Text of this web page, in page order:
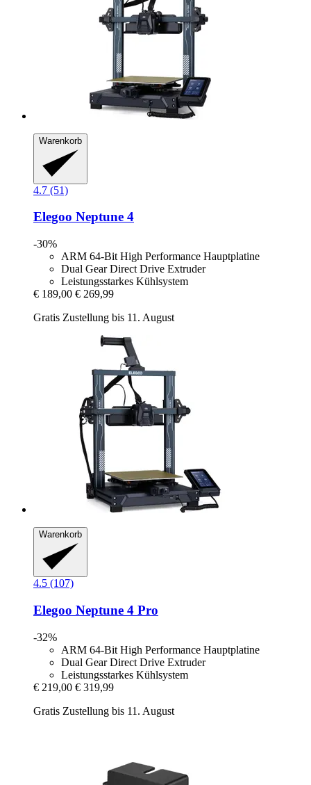
Warenkorb
4.7 (51)
Elegoo Neptune 4
-30%
ARM 64-Bit High Performance Hauptplatine
Dual Gear Direct Drive Extruder
Leistungsstarkes Kühlsystem
€ 189,00 € 269,99
Gratis Zustellung bis 11. August
Warenkorb
4.5 (107)
Elegoo Neptune 4 Pro
-32%
ARM 64-Bit High Performance Hauptplatine
Dual Gear Direct Drive Extruder
Leistungsstarkes Kühlsystem
€ 219,00 € 319,99
Gratis Zustellung bis 11. August